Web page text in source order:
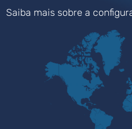
Saiba mais sobre a